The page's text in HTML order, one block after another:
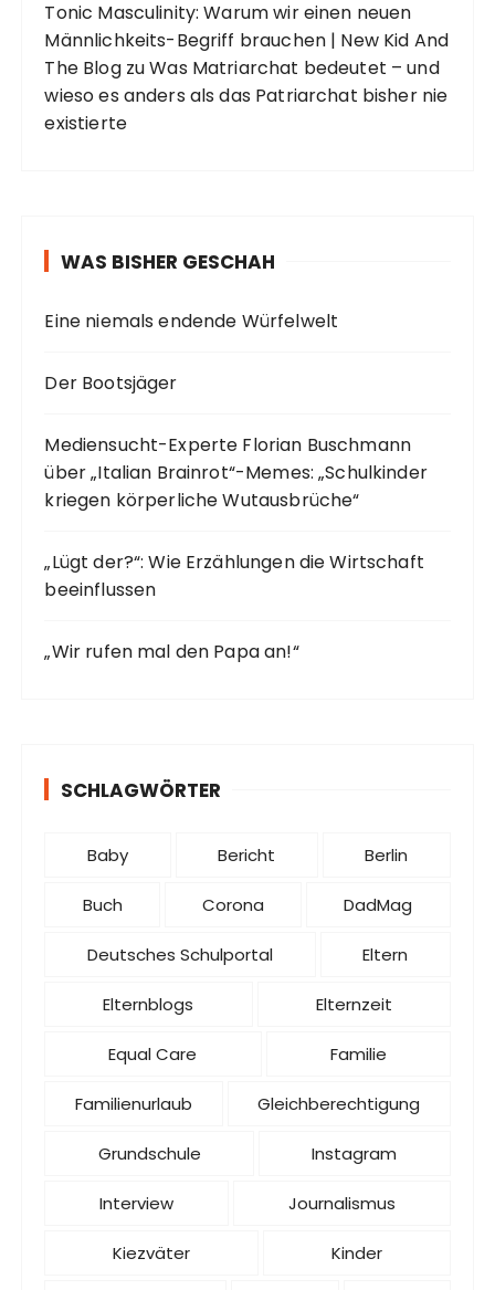
Tonic Masculinity: Warum wir einen neuen
Männlichkeits-Begriff brauchen | New Kid And
The BlogzuWas Matriarchat bedeutet – und
wieso es anders als das Patriarchat bisher nie
existierte
WAS BISHER GESCHAH
Eine niemals endende Würfelwelt
Der Bootsjäger
Mediensucht-Experte Florian Buschmann
über „Italian Brainrot“-Memes: „Schulkinder
kriegen körperliche Wutausbrüche“
„Lügt der?“: Wie Erzählungen die Wirtschaft
beeinflussen
„Wir rufen mal den Papa an!“
SCHLAGWÖRTER
Baby Bericht Berlin
Buch Corona DadMag
Deutsches Schulportal Eltern
Elternblogs Elternzeit
Equal Care Familie
Familienurlaub Gleichberechtigung
Grundschule Instagram
Interview Journalismus
Kiezväter Kinder